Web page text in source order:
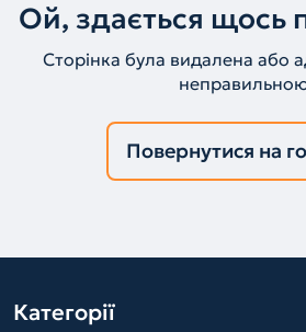
Ой, здається щось
Сторінка була видалена або
Повернутися на
Категорії